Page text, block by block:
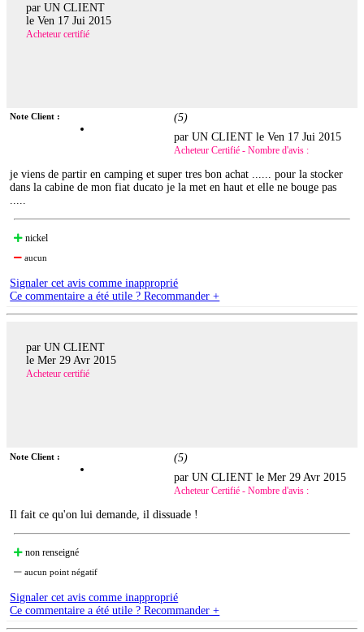
par UN CLIENT
le Ven 17 Jui 2015
Acheteur certifié
Note Client : (5)
par UN CLIENT leVen 17 Jui 2015
Acheteur Certifié - Nombre d'avis :
je viens de partir en camping et super tres bon achat ...... pour la stocker
dans la cabine de mon fiat ducato je la met en haut et elle ne bouge pas
nickel
aucun
Signaler cet avis comme inapproprié
Ce commentaire a été utile ? Recommander +
par UN CLIENT
le Mer 29 Avr 2015
Acheteur certifié
Note Client : (5)
par UN CLIENT leMer 29 Avr 2015
Acheteur Certifié - Nombre d'avis :
Il fait ce qu'on lui demande, il dissuade !
non renseigné
aucun point négatif
Signaler cet avis comme inapproprié
Ce commentaire a été utile ? Recommander +